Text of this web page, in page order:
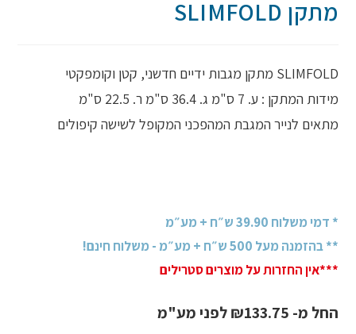
מתקן SLIMFOLD
SLIMFOLD מתקן מגבות ידיים חדשני, קטן וקומפקטי
מידות המתקן : ע. 7 ס"מ ג. 36.4 ס"מ ר. 22.5 ס"מ
מתאים לנייר המגבת המהפכני המקופל לשישה קיפולים
* דמי משלוח 39.90 ש״ח + מע״מ
** בהזמנה מעל 500 ש״ח + מע״מ - משלוח חינם!
***אין החזרות על מוצרים סטרילים
החל מ- ₪133.75 לפני מע"מ